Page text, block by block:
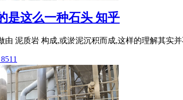
是这么一种石头 知乎
由 泥质岩 构成,或淤泥沉积而成,这样的理解其实